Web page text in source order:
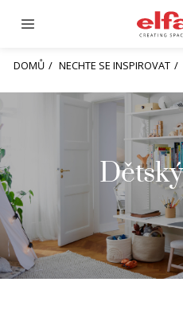
DOMŮ NECHTE SE INSPIROVAT